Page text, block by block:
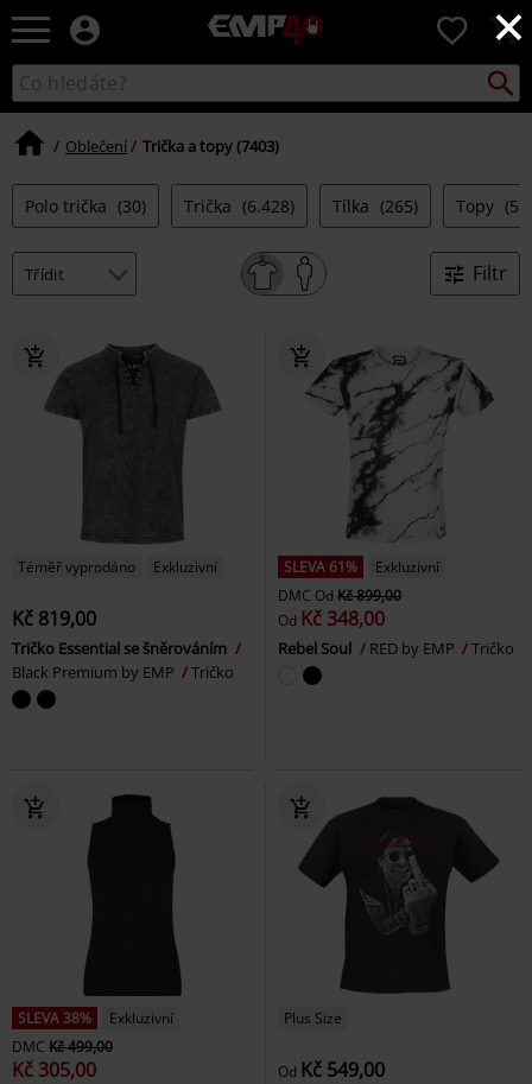
×
EMP
Hudba,
filmy
&
Merch
pro
Alternativní
móda
0
Katalog
vyhledávání
Oblečení Trička a topy (7403)
Polo trička (30) Trička (6.428) Tílka (265) Topy
Filtr
Téměř vyprodáno Exkluzivní
Kč 819,00
Tričko Essential se šněrováním
Black Premium by EMP
Tričko
SLEVA 61%
Exkluzivní
DMC Od Kč 899,00
Od Kč 348,00
Rebel Soul RED by EMP Tričko
SLEVA 38%
Exkluzivní
DMC Kč 499,00
Kč 305,00
Plus Size
Od Kč 549,00